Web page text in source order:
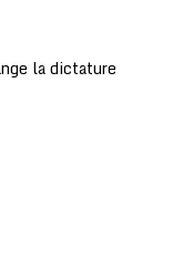
la dictature